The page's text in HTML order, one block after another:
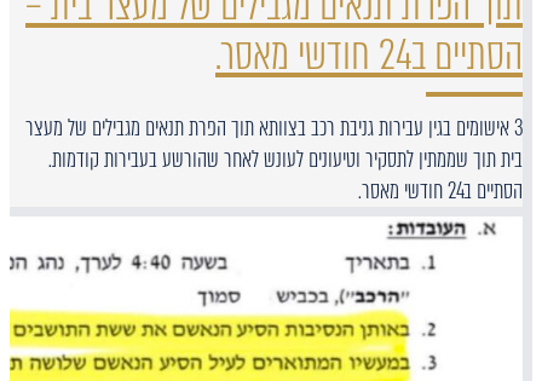
הסתיים ב24 חודשי מאסר.
3 אישומים בגין עבירות גניבת רכב בצוותא תוך הפרת תנאים מגבילים של מעצר
בית תוך שממתין לתסקיר וטיעונים לעונש לאחר שהורשע בעבירות קודמות.
הסתיים ב24 חודשי מאסר.